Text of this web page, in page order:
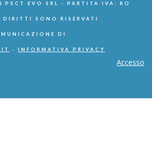
PSCT EVO SRL - PARTITA IVA: RO
SONO RISERVATI
DI
- INFORMATIVA PRIVACY
Accesso